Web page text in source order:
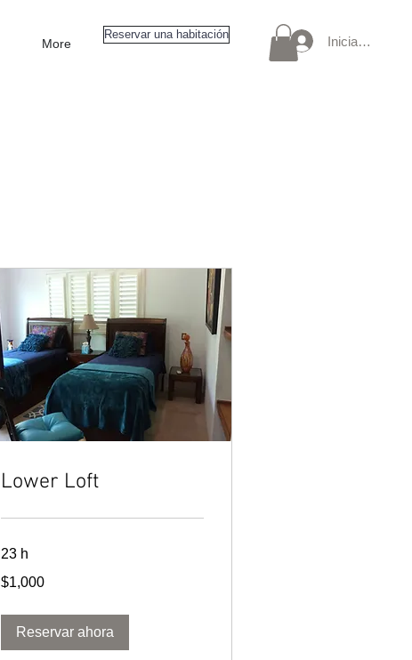
More
Reservar una habitación Iniciar sesión
Lower Loft
23 h
pesos
$1,000
Reservar ahora